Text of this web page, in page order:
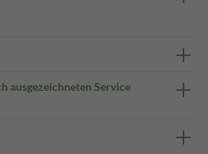
ausgezeichneten Service